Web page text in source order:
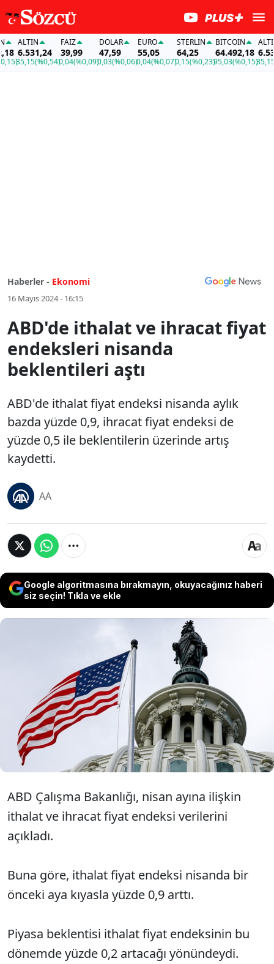
ALTIN
6.531,24
35,15(%0,54)
FAİZ
39,99
0,04(%0,09)
DOLAR
47,59
0,03(%0,06)
EURO
55,05
0,04(%0,07)
STERLIN
64,25
0,15(%0,23)
BITCOIN
64.492,18
95,03(%0,15)
ALTIN
35,15
Haberler - Ekonomi
16 Mayıs 2024 - 16:15
ABD'de ithalat ve ihracat fiyat
endeksleri nisanda
beklentileri aştı
ABD'de ithalat fiyat endeksi nisanda aylık
bazda yüzde 0,9, ihracat fiyat endeksi de
yüzde 0,5 ile beklentilerin üzerinde artış
kaydetti.
AA
Google algoritmasına bırakmayın, okuyacağınız haberi
siz seçin! Tıkla ve ekle
ABD'de ithalat fiyat endeksi nisanda aylık
bazda yüzde 0,9, ihracat fiyat endeksi de
yüzde 0,5 ile beklentilerin üzerinde artış
kaydetti.
ABD Çalışma Bakanlığı, nisan ayına ilişkin
ithalat ve ihracat fiyat endeksi verilerini
açıkladı.
Buna göre, ithalat fiyat endeksi nisanda bir
önceki aya kıyasla yüzde 0,9 arttı.
Piyasa beklentisi ithalat fiyat endeksinin bu
dönemde yüzde 0,2 artacağı yönündeydi.